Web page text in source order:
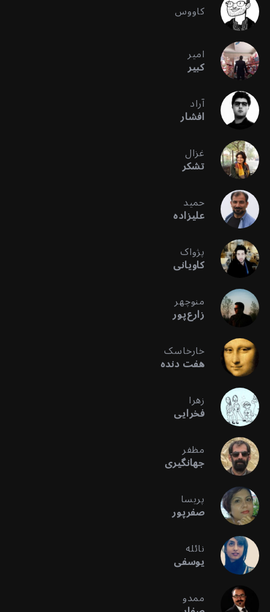
کاووس
امیر
کبیر
آراد
افشار
غزال
تشکر
حمید
علیزاده
پژواک
کاویانی
منوچهر
زارع‌پور
خارخاسک
هفت دنده
زهرا
فخرایی
مظفر
جهانگیری
پریسا
صفرپور
نائله
یوسفی
ممدو